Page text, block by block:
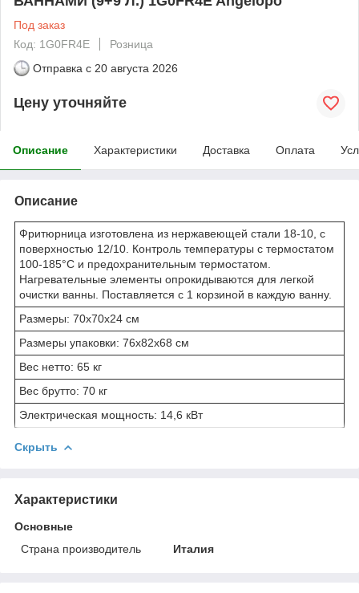
Под заказ
Код: 1G0FR4E
Розница
Отправка с 20 августа 2026
Цену уточняйте
Описание Характеристики Доставка Оплата
Описание
Фритюрница изготовлена из нержавеющей стали 18-10, с
поверхностью 12/10. Контроль температуры с термостатом
100-185°C и предохранительным термостатом.
Нагревательные элементы опрокидываются для легкой
очистки ванны. Поставляется с 1 корзиной в каждую ванну.
Размеры: 70x70x24 см
Размеры упаковки: 76x82x68 см
Вес нетто: 65 кг
Вес брутто: 70 кг
Электрическая мощность: 14,6 кВт
Скрыть
Характеристики
Основные
Страна производитель
Италия